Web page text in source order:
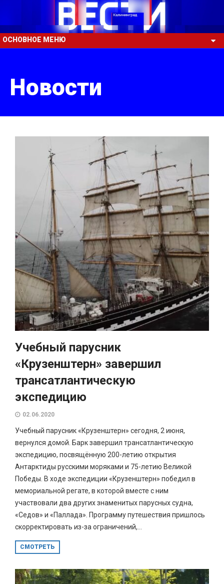
ОСНОВНОЕ МЕНЮ
Новости
Учебный парусник
«Крузенштерн» завершил
трансатлантическую
экспедицию
02.06.2020
Учебный парусник «Крузенштерн» сегодня, 2 июня,
вернулся домой. Барк завершил трансатлантическую
экспедицию, посвящённую 200-летию открытия
Антарктиды русскими моряками и 75-летию Великой
Победы. В ходе экспедиции «Крузенштерн» победил в
мемориальной регате, в которой вместе с ним
участвовали два других знаменитых парусных судна,
«Седов» и «Паллада». Программу путешествия пришлось
скорректировать из-за ограничений,...
СМОТРЕТЬ